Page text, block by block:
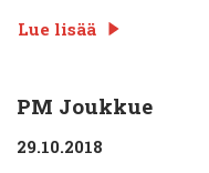
Lue lisää
PM Joukkue
29.10.2018